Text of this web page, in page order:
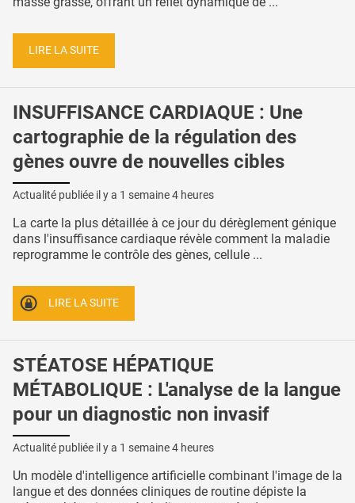
LIRE LA SUITE
INSUFFISANCE CARDIAQUE : Une
cartographie de la régulation des
gènes ouvre de nouvelles cibles
Actualité publiée il y a 1 semaine 4 heures
La carte la plus détaillée à ce jour du dérèglement génique
dans l'insuffisance cardiaque révèle comment la maladie
reprogramme le contrôle des gènes, cellule ...
LIRE LA SUITE
STÉATOSE HÉPATIQUE
MÉTABOLIQUE : L'analyse de la langue
pour un diagnostic non invasif
Actualité publiée il y a 1 semaine 4 heures
Un modèle d'intelligence artificielle combinant l'image de la
langue et des données cliniques de routine dépiste la